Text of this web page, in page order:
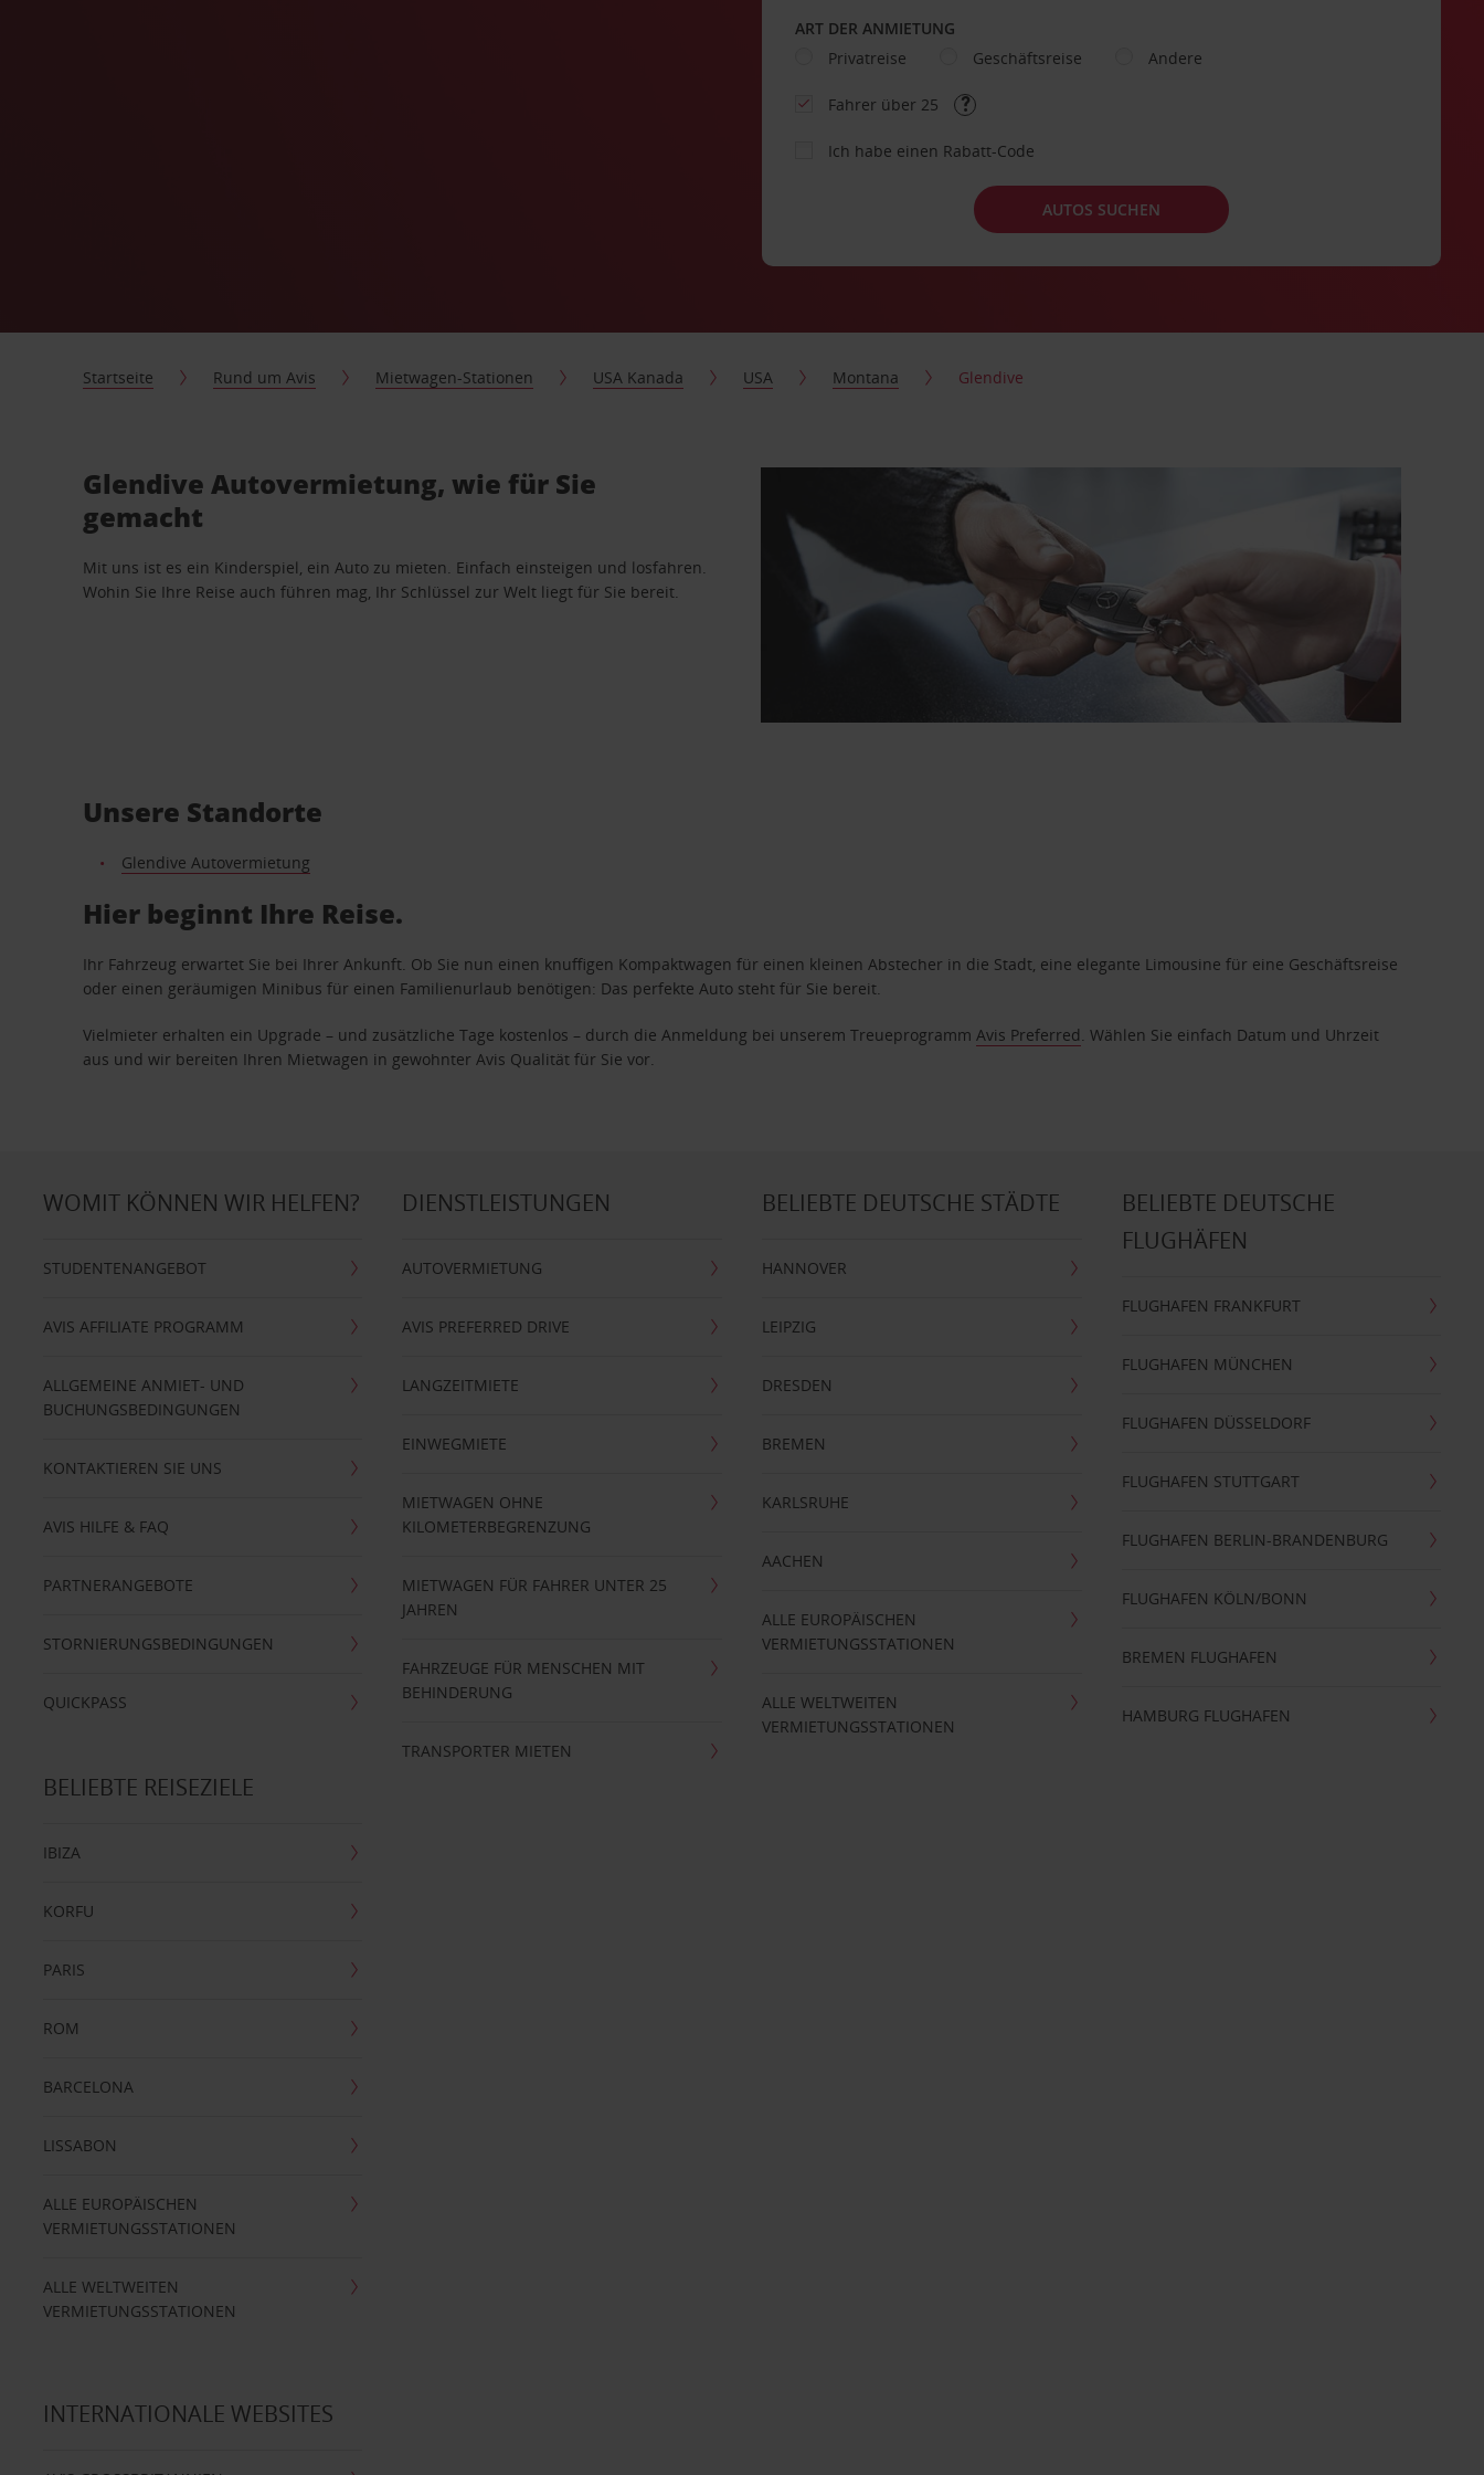
ART DER ANMIETUNG
Privatreise
Geschäftsreise Andere
Fahrer über 25
Ich habe einen Rabatt-Code
AUTOS SUCHEN
Startseite Rund um Avis Mietwagen-Stationen USA Kanada USA Montana Glendive
Glendive Autovermietung, wie für Sie
gemacht
Mit uns ist es ein Kinderspiel, ein Auto zu mieten. Einfach einsteigen und losfahren.
Wohin Sie Ihre Reise auch führen mag, Ihr Schlüssel zur Welt liegt für Sie bereit.
Unsere Standorte
Glendive Autovermietung
Hier beginnt Ihre Reise.
Ihr Fahrzeug erwartet Sie bei Ihrer Ankunft. Ob Sie nun einen knuffigen Kompaktwagen für einen kleinen Abstecher in die Stadt, eine elegante Limousine für eine Geschäftsreise
oder einen geräumigen Minibus für einen Familienurlaub benötigen: Das perfekte Auto steht für Sie bereit.
Vielmieter erhalten ein Upgrade – und zusätzliche Tage kostenlos – durch die Anmeldung bei unserem TreueprogrammAvis Preferred. Wählen Sie einfach Datum und Uhrzeit
aus und wir bereiten Ihren Mietwagen in gewohnter Avis Qualität für Sie vor.
WOMIT KÖNNEN WIR HELFEN?
STUDENTENANGEBOT
AVIS AFFILIATE PROGRAMM
ALLGEMEINE ANMIET- UND
BUCHUNGSBEDINGUNGEN
KONTAKTIEREN SIE UNS
AVIS HILFE & FAQ
PARTNERANGEBOTE
STORNIERUNGSBEDINGUNGEN
QUICKPASS
DIENSTLEISTUNGEN
AUTOVERMIETUNG
AVIS PREFERRED DRIVE
LANGZEITMIETE
EINWEGMIETE
MIETWAGEN OHNE
KILOMETERBEGRENZUNG
MIETWAGEN FÜR FAHRER UNTER 25
JAHREN
FAHRZEUGE FÜR MENSCHEN MIT
BEHINDERUNG
TRANSPORTER MIETEN
BELIEBTE DEUTSCHE STÄDTE
HANNOVER
LEIPZIG
DRESDEN
BREMEN
KARLSRUHE
AACHEN
ALLE EUROPÄISCHEN
VERMIETUNGSSTATIONEN
ALLE WELTWEITEN
VERMIETUNGSSTATIONEN
BELIEBTE DEUTSCHE
FLUGHÄFEN
FLUGHAFEN FRANKFURT
FLUGHAFEN MÜNCHEN
FLUGHAFEN DÜSSELDORF
FLUGHAFEN STUTTGART
FLUGHAFEN BERLIN-BRANDENBURG
FLUGHAFEN KÖLN/BONN
BREMEN FLUGHAFEN
HAMBURG FLUGHAFEN
BELIEBTE REISEZIELE
IBIZA
KORFU
PARIS
ROM
BARCELONA
LISSABON
ALLE EUROPÄISCHEN
VERMIETUNGSSTATIONEN
ALLE WELTWEITEN
VERMIETUNGSSTATIONEN
INTERNATIONALE WEBSITES